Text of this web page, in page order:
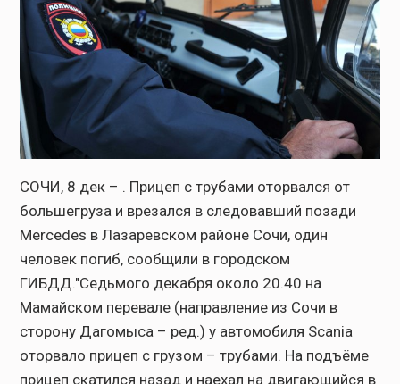
СОЧИ, 8 дек – . Прицеп с трубами оторвался от
большегруза и врезался в следовавший позади
Mercedes в Лазаревском районе Сочи, один
человек погиб, сообщили в городском
ГИБДД."Седьмого декабря около 20.40 на
Мамайском перевале (направление из Сочи в
сторону Дагомыса – ред.) у автомобиля Scania
оторвало прицеп с грузом – трубами. На подъёме
прицеп скатился назад и наехал на двигающийся в